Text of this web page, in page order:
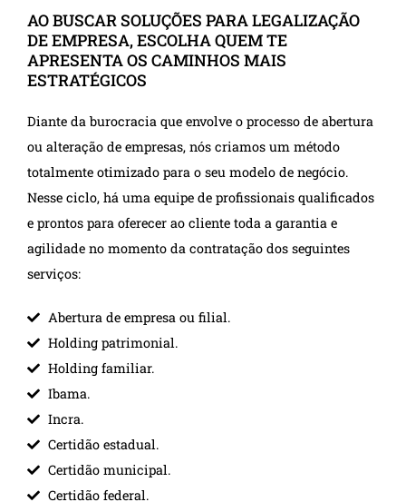
AO BUSCAR SOLUÇÕES PARA LEGALIZAÇÃO
DE EMPRESA, ESCOLHA QUEM TE
APRESENTA OS CAMINHOS MAIS
ESTRATÉGICOS
Diante da burocracia que envolve o processo de abertura
ou alteração de empresas, nós criamos um método
totalmente otimizado para o seu modelo de negócio.
Nesse ciclo, há uma equipe de profissionais qualificados
e prontos para oferecer ao cliente toda a garantia e
agilidade no momento da contratação dos seguintes
serviços:
Abertura de empresa ou filial.
Holding patrimonial.
Holding familiar.
Ibama.
Incra.
Certidão estadual.
Certidão municipal.
Certidão federal.